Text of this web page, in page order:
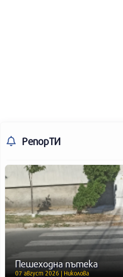
РепорТИ
Пешеходна пътека
07 август 2026 | Николова